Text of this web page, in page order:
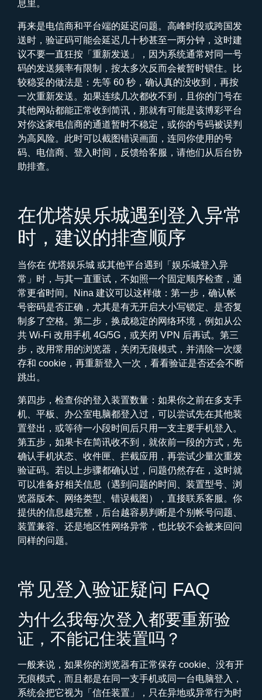
息里。
再来是电信商和平台端的延迟问题。高峰时段或跨国发
送时，验证码可能会延迟几十秒甚至一两分钟，这时建
议不要一直狂按「重新发送」，因为系统通常对同一号
码的发送频率有限制，按太多次反而会被暂时锁住。比
较稳妥的做法是：先等 60 秒，确认真的没收到，再按
一次重新发送。如果连续几次都收不到，且你的门号在
其他网站都能正常收到简讯，那就有可能是该博彩平台
对你这家电信商的通道暂时不稳定，或你的号码被误判
为高风险。此时可以截图错误画面，连同你使用的号
码、电信商、登入时间，反馈给客服，请他们从后台协
助排查。
在优塔娱乐城遇到登入异常
时，建议的排查顺序
当你在 优塔娱乐城 或其他平台遇到「娱乐城登入异
常」时，与其一直重试，不如照一个固定顺序检查，通
常更省时间。Nina 建议可以这样做：第一步，确认帐
号密码是否正确，尤其是有无开启大小写锁定、是否复
制多了空格。第二步，换成稳定的网络环境，例如从公
共 Wi-Fi 改用手机 4G/5G，或关闭 VPN 后再试。第三
步，改用常用的浏览器，关闭无痕模式，并清除一次缓
存和 cookie，再重新登入一次，看看验证是否还会不断
跳出。
第四步，检查你的登入装置数量：如果你之前在多支手
机、平板、办公室电脑都登入过，可以尝试先在其他装
置登出，或等待一小段时间后只用一支主要手机登入。
第五步，如果卡在简讯收不到，就依前一段的方式，先
确认手机状态、收件匣、拦截应用，再尝试少量次重发
验证码。若以上步骤都确认过，问题仍然存在，这时就
可以准备好相关信息（遇到问题的时间、装置型号、浏
览器版本、网络类型、错误截图），直接联系客服。你
提供的信息越完整，后台越容易判断是个别帐号问题、
装置兼容、还是地区性网络异常，也比较不会被来回问
同样的问题。
常见登入验证疑问 FAQ
为什么我每次登入都要重新验
证，不能记住装置吗？
一般来说，如果你的浏览器有正常保存 cookie、没有开
无痕模式，而且都是在同一支手机或同一台电脑登入，
系统会把它视为「信任装置」，只在异地或异常行为时